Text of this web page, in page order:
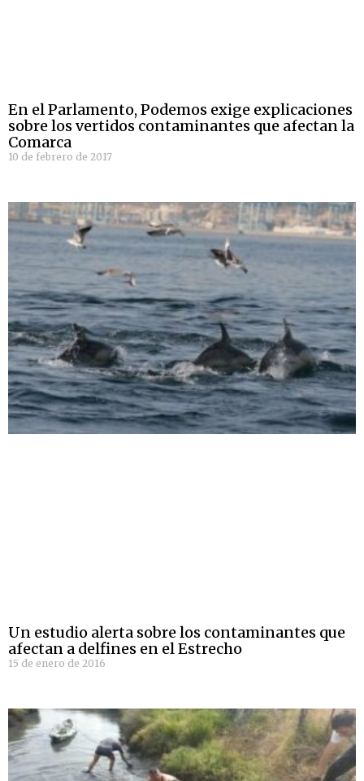
En el Parlamento, Podemos exige explicaciones
sobre los vertidos contaminantes que afectan la
Comarca
10 de febrero de 2017
Un estudio alerta sobre los contaminantes que
afectan a delfines en el Estrecho
15 de enero de 2016